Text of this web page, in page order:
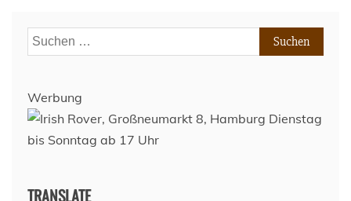
Suchen
nach:
Werbung
TRANSLATE